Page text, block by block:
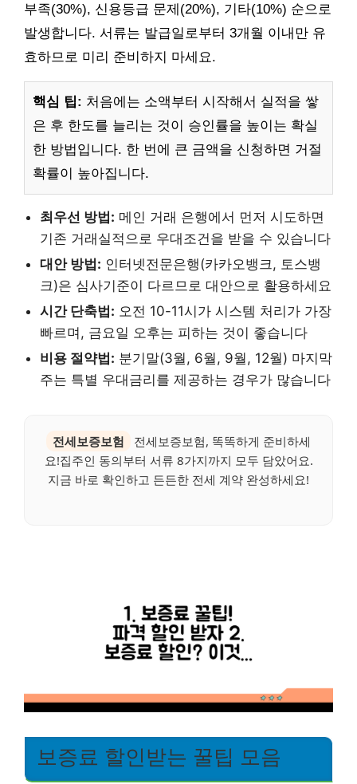
부족(30%), 신용등급 문제(20%), 기타(10%) 순으로
발생합니다. 서류는 발급일로부터 3개월 이내만 유
효하므로 미리 준비하지 마세요.
핵심 팁: 처음에는 소액부터 시작해서 실적을 쌓
은 후 한도를 늘리는 것이 승인률을 높이는 확실
한 방법입니다. 한 번에 큰 금액을 신청하면 거절
확률이 높아집니다.
최우선 방법: 메인 거래 은행에서 먼저 시도하면
기존 거래실적으로 우대조건을 받을 수 있습니다
대안 방법: 인터넷전문은행(카카오뱅크, 토스뱅
크)은 심사기준이 다르므로 대안으로 활용하세요
시간 단축법: 오전 10-11시가 시스템 처리가 가장
빠르며, 금요일 오후는 피하는 것이 좋습니다
비용 절약법: 분기말(3월, 6월, 9월, 12월) 마지막
주는 특별 우대금리를 제공하는 경우가 많습니다
전세보증보험
전세보증보험, 똑똑하게 준비하세
요!집주인 동의부터 서류 8가지까지 모두 담았어요.
지금 바로 확인하고 든든한 전세 계약 완성하세요!
보증료 할인받는 꿀팁 모음